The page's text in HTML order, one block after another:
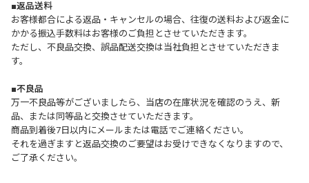
■返品送料
お客様都合による返品・キャンセルの場合、往復の送料および返金に
かかる振込手数料はお客様のご負担とさせていただきます。
ただし、不良品交換、誤品配送交換は当社負担とさせていただきま
す。
■不良品
万一不良品等がございましたら、当店の在庫状況を確認のうえ、新
品、または同等品と交換させていただきます。
商品到着後7日以内にメールまたは電話でご連絡ください。
それを過ぎますと返品交換のご要望はお受けできなくなりますので、
ご了承ください。